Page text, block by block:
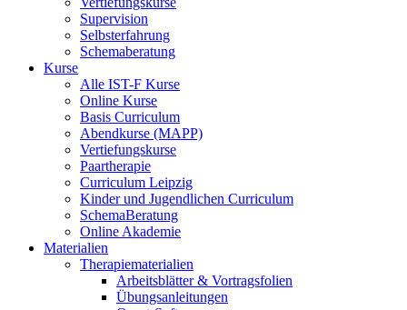
Supervision
Selbsterfahrung
Schemaberatung
Kurse
Alle IST-F Kurse
Online Kurse
Basis Curriculum
Abendkurse (MAPP)
Vertiefungskurse
Paartherapie
Curriculum Leipzig
Kinder und Jugendlichen Curriculum
SchemaBeratung
Online Akademie
Materialien
Therapiematerialien
Arbeitsblätter & Vortragsfolien
Übungsanleitungen